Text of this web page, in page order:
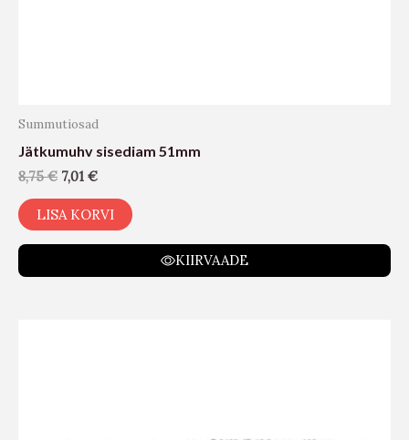
Summutiosad
Jätkumuhv sisediam 51mm
8,75€ 7,01 €
LISA KORVI
KIIRVAADE